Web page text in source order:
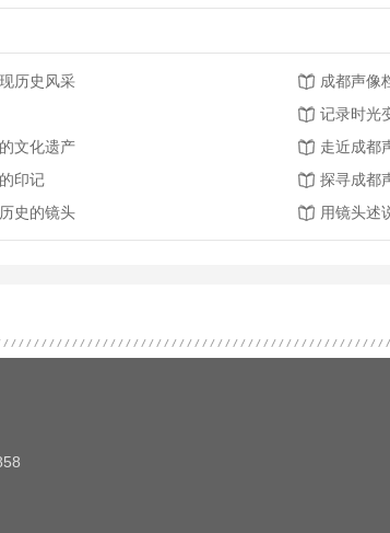
历史风采
成都声像
记录时光
文化遗产
走近成都
印记
探寻成都
史的镜头
用镜头述